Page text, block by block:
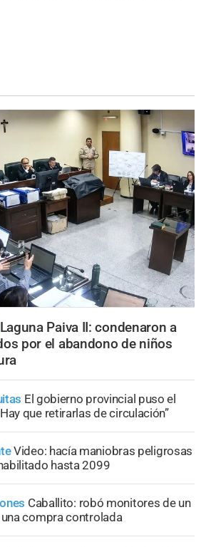
Laguna Paiva II: condenaron a
por el abandono de niños
El gobierno provincial puso el
que retirarlas de circulación”
Video: hacía maniobras peligrosas
hasta 2099
Caballito: robó monitores de un
compra controlada